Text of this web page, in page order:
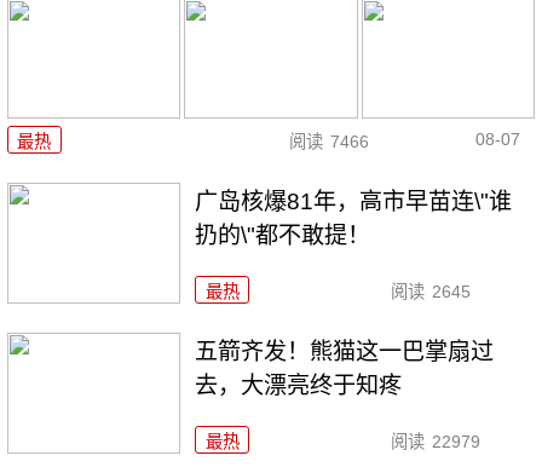
最热 阅读 7466 08-07
广岛核爆81年，高市早苗连\"谁
扔的\"都不敢提！
最热 阅读 2645
五箭齐发！熊猫这一巴掌扇过
去，大漂亮终于知疼
最热 阅读 22979